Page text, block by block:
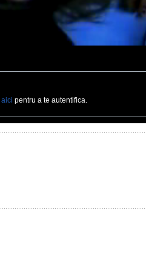
aici pentru a te autentifica.